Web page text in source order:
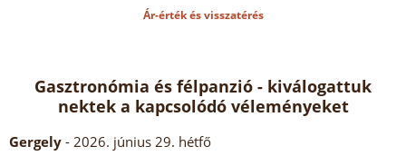
Ár-érték és visszatérés
Gasztronómia és félpanzió - kiválogattuk
nektek a kapcsolódó véleményeket
Gergely - 2026. június 29. hétfő